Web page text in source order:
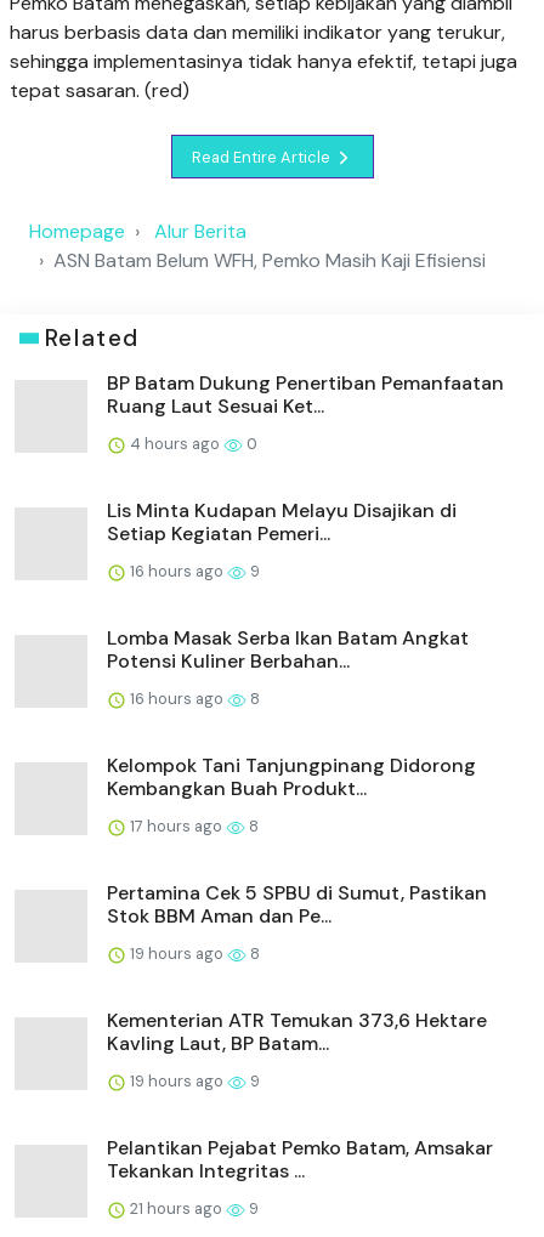
harus berbasis data dan memiliki indikator yang terukur,
sehingga implementasinya tidak hanya efektif, tetapi juga
tepat sasaran. (red)
Read Entire Article
Homepage
Alur Berita
ASN Batam Belum WFH, Pemko Masih Kaji Efisiensi
Related
BP Batam Dukung Penertiban Pemanfaatan
Ruang Laut Sesuai Ket...
4 hours ago 0
Lis Minta Kudapan Melayu Disajikan di
Setiap Kegiatan Pemeri...
16 hours ago 9
Lomba Masak Serba Ikan Batam Angkat
Potensi Kuliner Berbahan...
16 hours ago 8
Kelompok Tani Tanjungpinang Didorong
Kembangkan Buah Produkt...
17 hours ago 8
Pertamina Cek 5 SPBU di Sumut, Pastikan
Stok BBM Aman dan Pe...
19 hours ago 8
Kementerian ATR Temukan 373,6 Hektare
Kavling Laut, BP Batam...
19 hours ago 9
Pelantikan Pejabat Pemko Batam, Amsakar
Tekankan Integritas ...
21 hours ago 9